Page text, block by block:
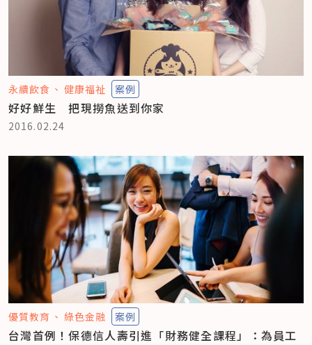
永續飲食 健康福祉 案例
好好鮮生 把現撈魚送到你家
2016.02.24
優質教育 綠色金融 案例
台灣首例！保德信人壽引進「財務健全課程」：為員工